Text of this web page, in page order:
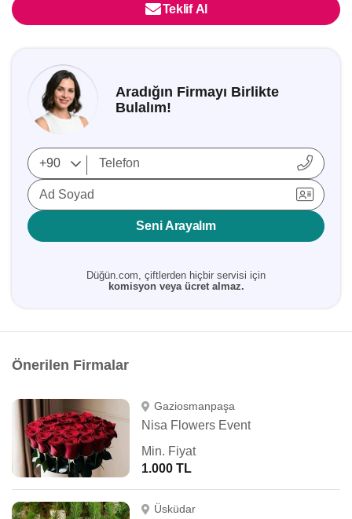
Teklif Al
Aradığın Firmayı Birlikte
Bulalım!
Ad Soyad
Seni Arayalım
Düğün.com, çiftlerden hiçbir servisi için
komisyon veya ücret almaz.
Önerilen Firmalar
Gaziosmanpaşa
Nisa Flowers Event
Min. Fiyat
1.000 TL
Üsküdar